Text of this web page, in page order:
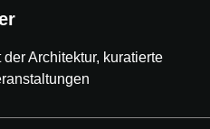
Architektur, kuratierte